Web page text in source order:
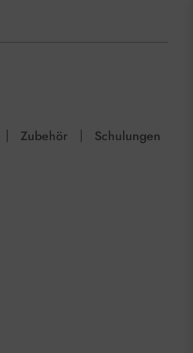
| Zubehör | Schulungen